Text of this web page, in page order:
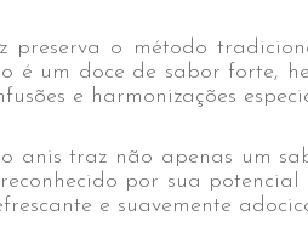
preserva o método
é um doce de sabor forte,
e harmonizações
anis traz não apenas um
por sua
e suavemente